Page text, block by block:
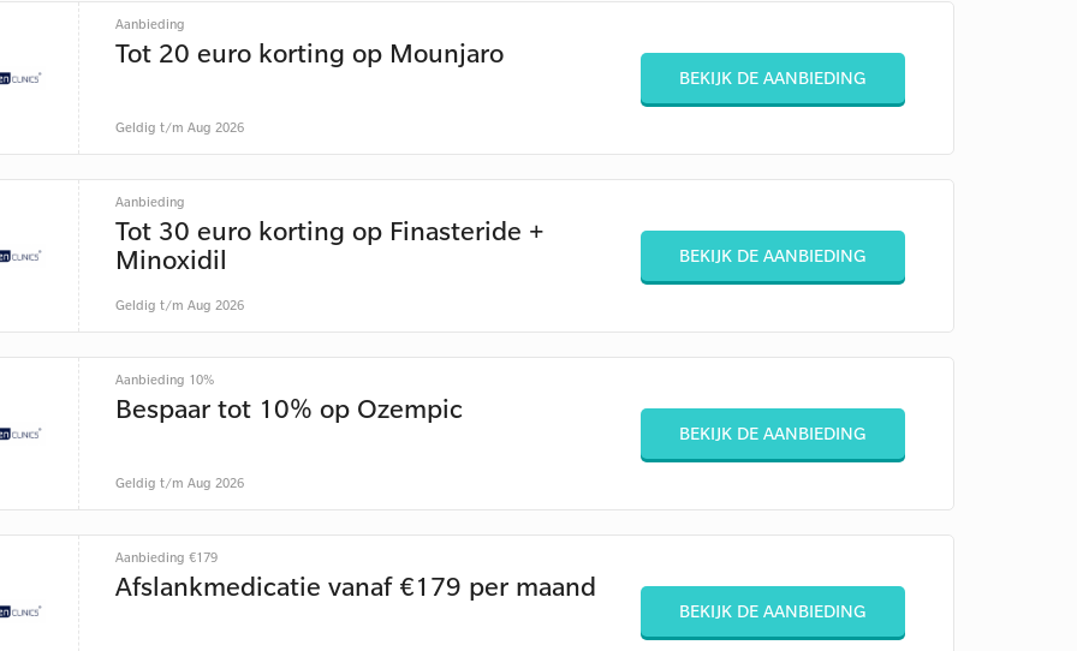
Aanbieding
Tot 20 euro korting op Mounjaro
Geldig t/m Aug 2026
BEKIJK DE AANBIEDING
Aanbieding
Tot 30 euro korting op Finasteride +
Minoxidil
Geldig t/m Aug 2026
BEKIJK DE AANBIEDING
Aanbieding 10%
Bespaar tot 10% op Ozempic
Geldig t/m Aug 2026
BEKIJK DE AANBIEDING
Aanbieding €179
Afslankmedicatie vanaf €179 per maand
BEKIJK DE AANBIEDING